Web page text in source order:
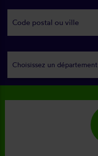
Choisissez un département